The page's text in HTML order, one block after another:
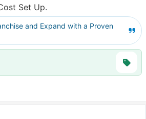
Set Up.
and Expand with a Proven